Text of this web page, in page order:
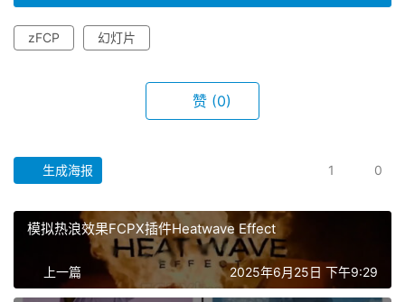
首
页
zFCP 幻灯片
赞 (0)
生成海报 1 0
模拟热浪效果FCPX插件Heatwave Effect
上一篇 2025年6月25日 下午9:29